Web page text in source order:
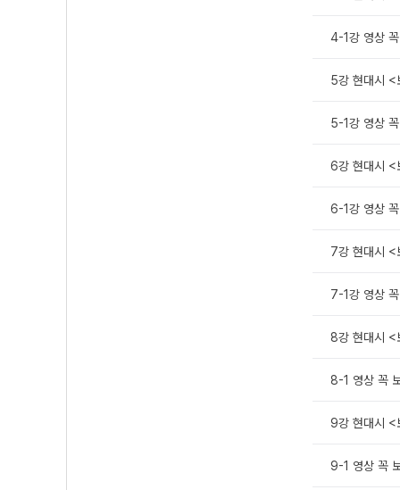
4-1강 영상 꼭
5강 현대시
5-1강 영상
6강 현대시
6-1강 영상 꼭
7강 현대시
7-1강 영상
8강 현대시
8-1 영상 꼭
9강 현대시
9-1 영상 꼭